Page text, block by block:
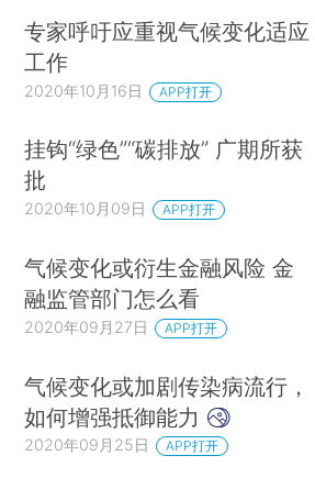
专家呼吁应重视气候变化适应
工作
2020年10月16日 APP打开
挂钩“绿色”“碳排放” 广期所获
批
2020年10月09日 APP打开
气候变化或衍生金融风险 金
融监管部门怎么看
2020年09月27日 APP打开
气候变化或加剧传染病流行，
如何增强抵御能力
2020年09月25日 APP打开